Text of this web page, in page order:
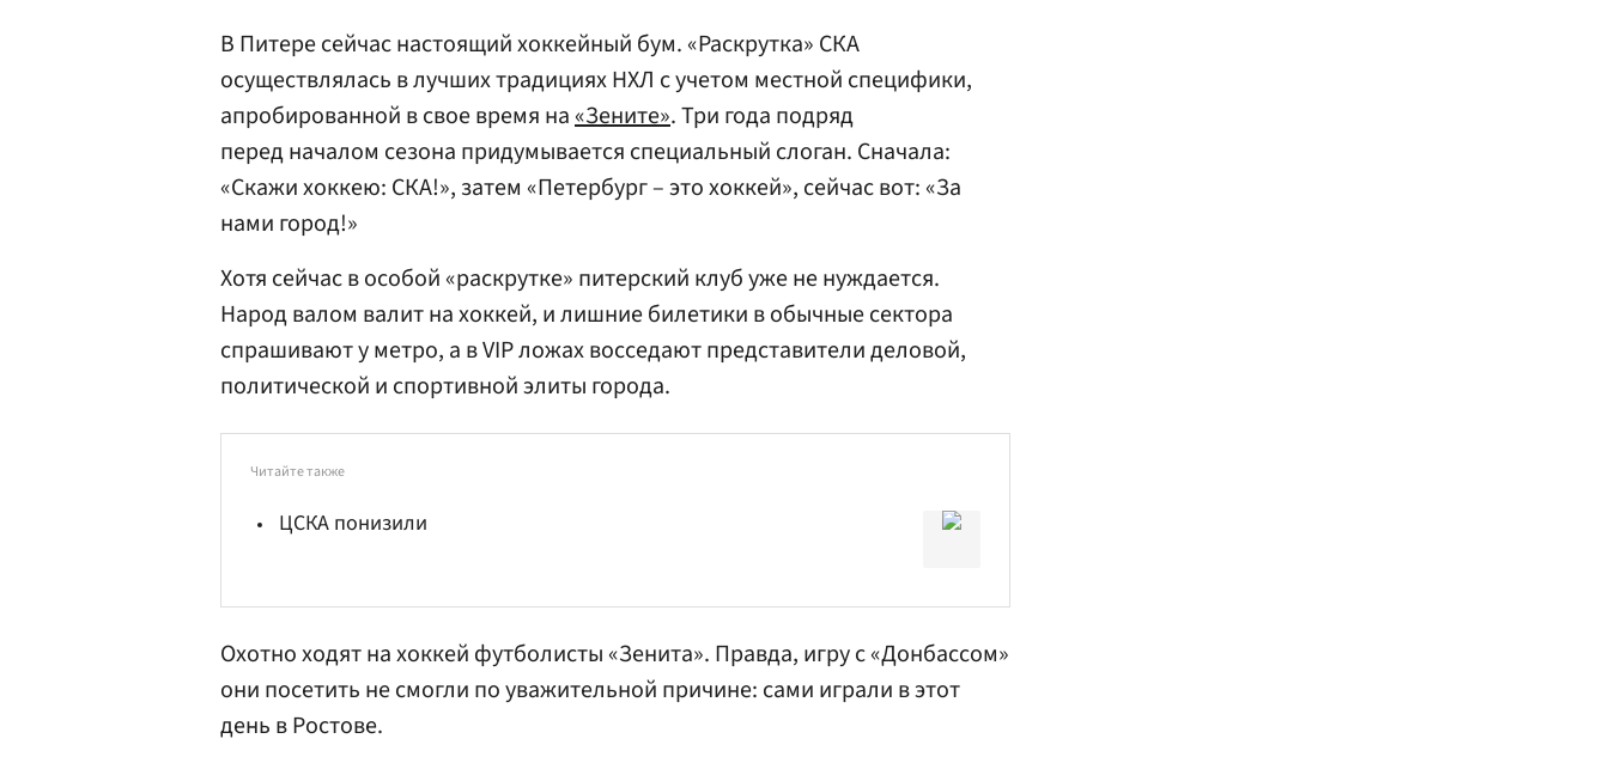
В Питере сейчас настоящий хоккейный бум. «Раскрутка» СКА
осуществлялась в лучших традициях НХЛ с учетом местной специфики,
апробированной в свое время на«Зените». Три года подряд
перед началом сезона придумывается специальный слоган. Сначала:
«Скажи хоккею: СКА!», затем «Петербург – это хоккей», сейчас вот: «За
нами город!»
Хотя сейчас в особой «раскрутке» питерский клуб уже не нуждается.
Народ валом валит на хоккей, и лишние билетики в обычные сектора
спрашивают у метро, а в VIP ложах восседают представители деловой,
политической и спортивной элиты города.
Читайте также
ЦСКА понизили
Охотно ходят на хоккей футболисты «Зенита». Правда, игру с «Донбассом»
они посетить не смогли по уважительной причине: сами играли в этот
день в Ростове.